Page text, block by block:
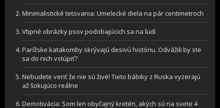
Minimalistické tetovania: Umelecké diela na pár centimetroch
Vtipné obrázky psov podobajúcich sa na ľudí
Parížske katakomby skrývajú desivú históriu. Odvážili by ste
sa do nich vstúpiť?
Nebudete veriť že nie sú živé! Tieto bábiky z Ruska vyzerajú
až šokujúco reálne
Demotivácia: Som len obyčajný kretén, akých sú na svete 4